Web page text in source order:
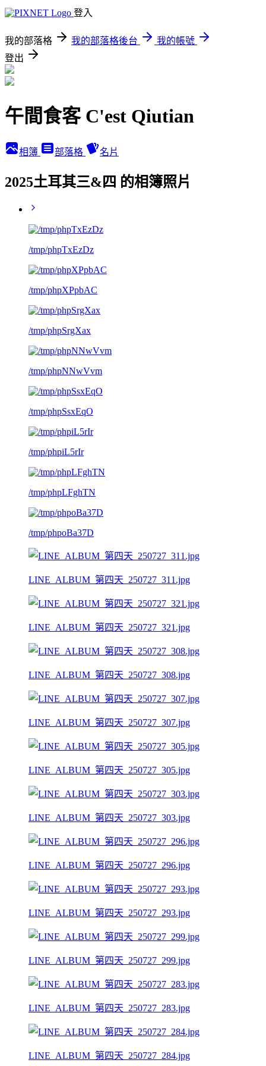
登入
我的部落格 我的部落格後台
我的帳號
登出
午間食客 C'est Qiutian
相簿 部落格 名片
2025土耳其三&四 的相簿照片
/tmp/phpTxEzDz
/tmp/phpXPpbAC
/tmp/phpSrgXax
/tmp/phpNNwVvm
/tmp/phpSsxEqO
/tmp/phpiL5rIr
/tmp/phpLFghTN
/tmp/phpoBa37D
LINE_ALBUM_第四天_250727_311.jpg
LINE_ALBUM_第四天_250727_321.jpg
LINE_ALBUM_第四天_250727_308.jpg
LINE_ALBUM_第四天_250727_307.jpg
LINE_ALBUM_第四天_250727_305.jpg
LINE_ALBUM_第四天_250727_303.jpg
LINE_ALBUM_第四天_250727_296.jpg
LINE_ALBUM_第四天_250727_293.jpg
LINE_ALBUM_第四天_250727_299.jpg
LINE_ALBUM_第四天_250727_283.jpg
LINE_ALBUM_第四天_250727_284.jpg